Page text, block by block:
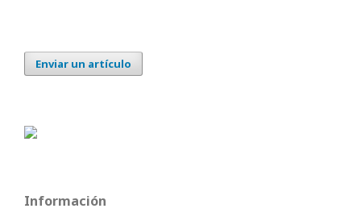
Enviar un artículo
Información